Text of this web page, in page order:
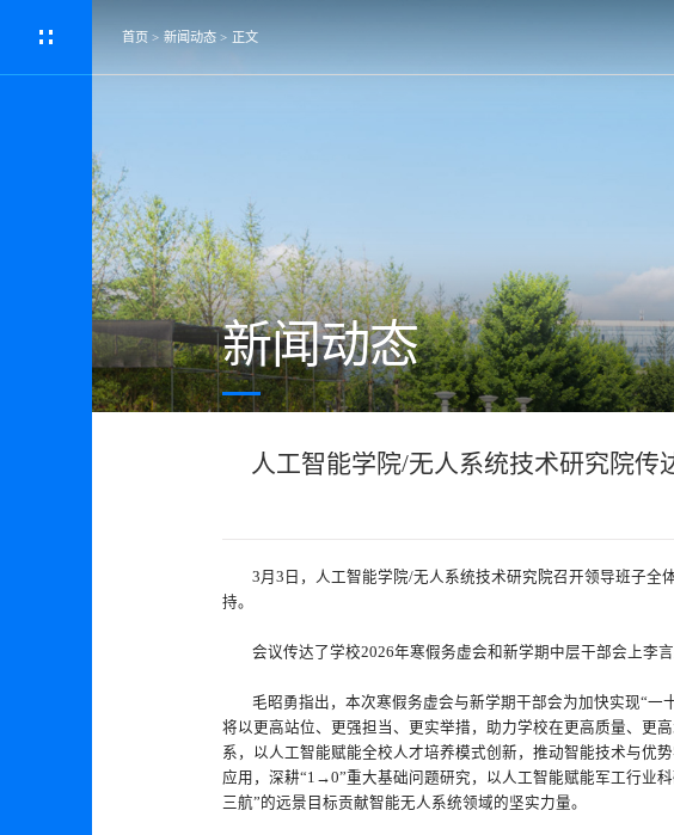
首页 > 新闻动态 > 正文
新闻动态
人工智能学院/无人系统技术研究院
3月3日，人工智能学院/无人系统技术研究院召开领导班子全
持。
会议传达了学校2026年寒假务虚会和新学期中层干部会上李
毛昭勇指出，本次寒假务虚会与新学期干部会为加快实现“
将以更高站位、更强担当、更实举措，助力学校在更高质量、更
系，以人工智能赋能全校人才培养模式创新，推动智能技术与优
应用，深耕“1→0”重大基础问题研究，以人工智能赋能军工行业
三航”的远景目标贡献智能无人系统领域的坚实力量。